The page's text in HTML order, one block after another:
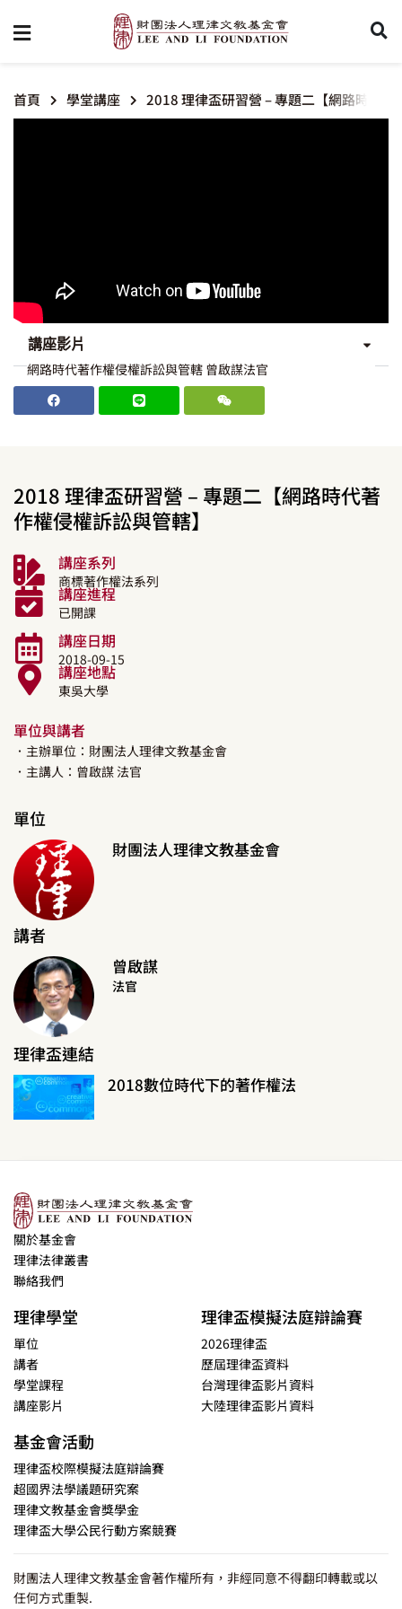
首頁 學堂講座 2018 理律盃研習營 – 專題二【網路時代
講座影片
網路時代著作權侵權訴訟與管轄 曾啟謀法官
2018 理律盃研習營 – 專題二【網路時代著
作權侵權訴訟與管轄】
講座系列
商標著作權法系列
講座進程
已開課
講座日期
2018-09-15
講座地點
東吳大學
單位與講者
．主辦單位：財團法人理律文教基金會
．主講人： 曾啟謀法官
單位
財團法人理律文教基金會
講者
曾啟謀
法官
理律盃連結
2018數位時代下的著作權法
關於基金會
理律法律叢書
聯絡我們
理律學堂
單位
講者
學堂課程
講座影片
理律盃模擬法庭辯論賽
2026理律盃
歷屆理律盃資料
台灣理律盃影片資料
大陸理律盃影片資料
基金會活動
理律盃校際模擬法庭辯論賽
超國界法學議題研究案
理律文教基金會獎學金
理律盃大學公民行動方案競賽
財團法人理律文教基金會著作權所有，非經同意不得翻印轉載或以
任何方式重製.